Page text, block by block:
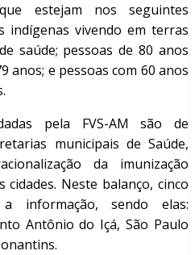
estejam nos seguintes
indígenas vivendo em terras
saúde; pessoas de 80 anos
anos; e pessoas com 60 anos
pela FVS-AM são de
municipais de Saúde,
da imunização
cidades. Neste balanço, cinco
informação, sendo elas:
Antônio do Içá, São Paulo